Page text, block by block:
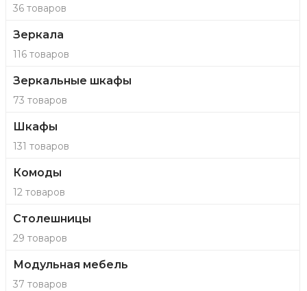
36 товаров
Зеркала
116 товаров
Зеркальные шкафы
73 товаров
Шкафы
131 товаров
Комоды
12 товаров
Столешницы
29 товаров
Модульная мебель
37 товаров